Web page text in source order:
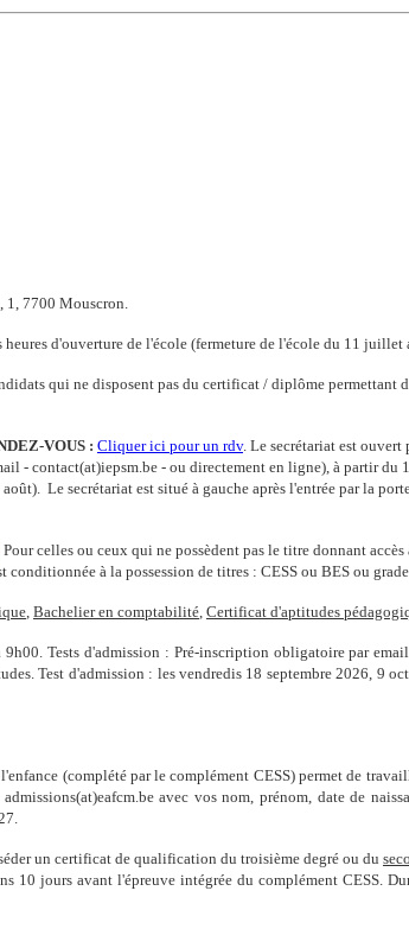
1, 7700 Mouscron.
d'ouverture de l'école (fermeture de l'école du 11 juillet
qui ne disposent pas du certificat / diplôme permettant
VOUS : Cliquer ici pour un rdv. Le secrétariat est
- contact(at)iepsm.be - ou directement en ligne), à partir
Le secrétariat est situé à gauche après l'entrée par la
Pour celles ou ceux qui ne possèdent pas le titre donnant
à la possession de titres : CESS ou BES ou grade
Bachelier en comptabilité Certificat d'aptitudes
Tests d'admission : Pré-inscription obligatoire par email
Test d'admission : les vendredis 18 septembre 2026, 9
(complété par le complément CESS) permet de
avec vos nom, prénom, date de
un certificat de qualification du troisième degré ou du
jours avant l'épreuve intégrée du complément CESS.